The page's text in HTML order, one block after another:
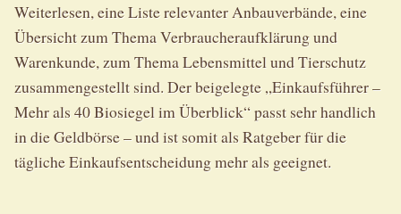
Weiterlesen, eine Liste relevanter Anbauverbände, eine
Übersicht zum Thema Verbraucheraufklärung und
Warenkunde, zum Thema Lebensmittel und Tierschutz
zusammengestellt sind. Der beigelegte „Einkaufsführer –
Mehr als 40 Biosiegel im Überblick“ passt sehr handlich
in die Geldbörse – und ist somit als Ratgeber für die
tägliche Einkaufsentscheidung mehr als geeignet.